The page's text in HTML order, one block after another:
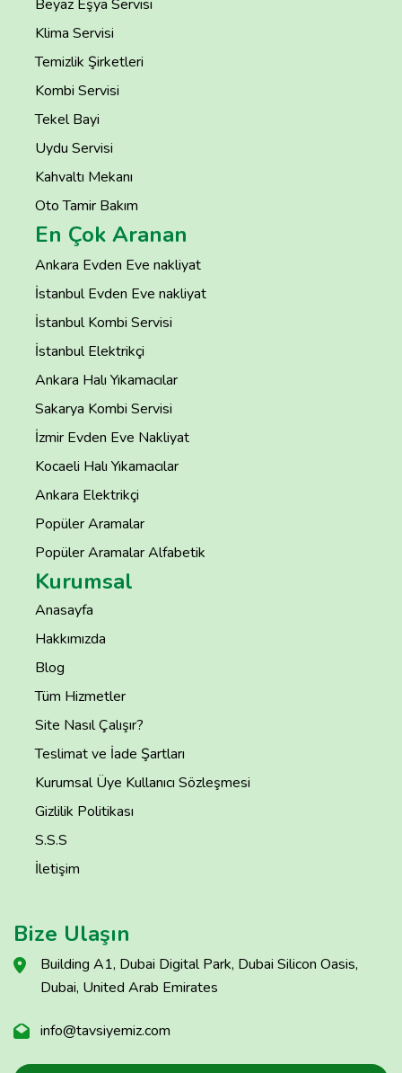
Beyaz Eşya Servisi
Klima Servisi
Temizlik Şirketleri
Kombi Servisi
Tekel Bayi
Uydu Servisi
Kahvaltı Mekanı
Oto Tamir Bakım
En Çok Aranan
Ankara Evden Eve nakliyat
İstanbul Evden Eve nakliyat
İstanbul Kombi Servisi
İstanbul Elektrikçi
Ankara Halı Yıkamacılar
Sakarya Kombi Servisi
İzmir Evden Eve Nakliyat
Kocaeli Halı Yıkamacılar
Ankara Elektrikçi
Popüler Aramalar
Popüler Aramalar Alfabetik
Kurumsal
Anasayfa
Hakkımızda
Blog
Tüm Hizmetler
Site Nasıl Çalışır?
Teslimat ve İade Şartları
Kurumsal Üye Kullanıcı Sözleşmesi
Gizlilik Politikası
S.S.S
İletişim
Bize Ulaşın
Building A1, Dubai Digital Park, Dubai Silicon Oasis,
Dubai, United Arab Emirates
info@tavsiyemiz.com